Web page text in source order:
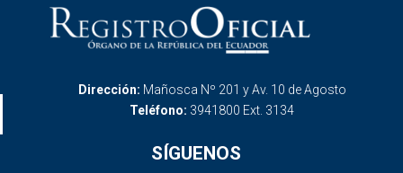
Dirección: Mañosca Nº 201 y Av. 10 de Agosto
Teléfono: 3941800 Ext. 3134
SÍGUENOS